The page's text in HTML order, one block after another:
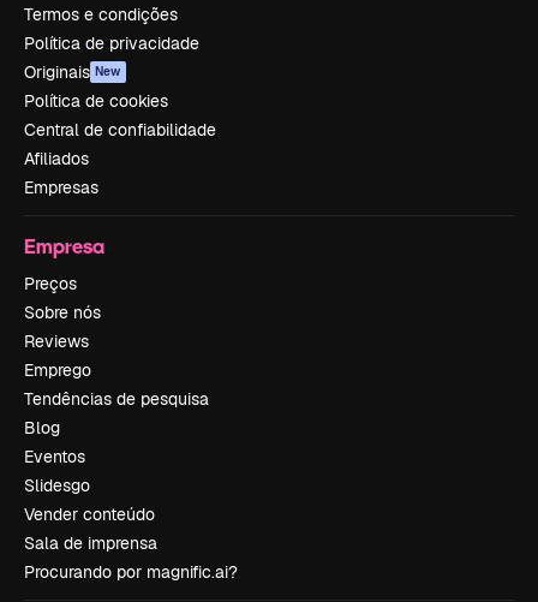
Termos e condições
Política de privacidade
Originais New
Política de cookies
Central de confiabilidade
Afiliados
Empresas
Empresa
Preços
Sobre nós
Reviews
Emprego
Tendências de pesquisa
Blog
Eventos
Slidesgo
Vender conteúdo
Sala de imprensa
Procurando por magnific.ai?